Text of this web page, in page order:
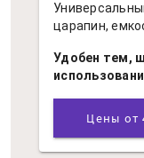
царапин,
Удобен тем,